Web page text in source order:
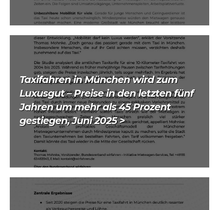
Taxifahren in München wird zum
Luxusgut – Preise in den letzten fünf
Jahren um mehr als 45 Prozent
gestiegen, Juni 2025 >